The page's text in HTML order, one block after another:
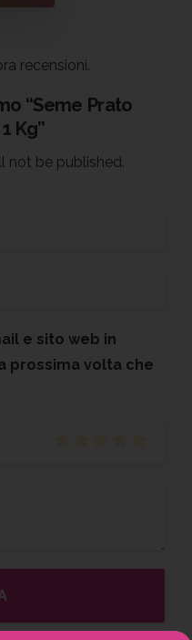
recensioni.
“Seme Prato
Kg”
not be published.
e sito web in
prossima volta che